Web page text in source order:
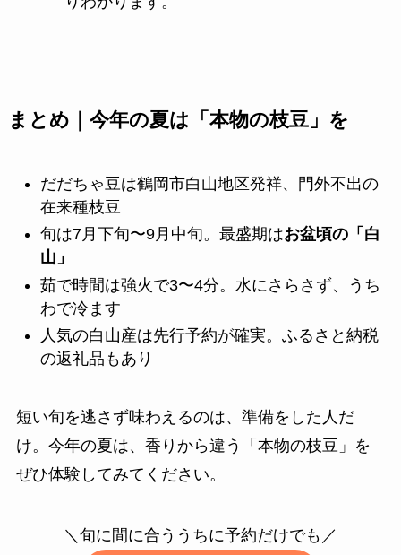
まとめ｜今年の夏は「本物の枝豆」を
だだちゃ豆は鶴岡市白山地区発祥、門外不出の
在来種枝豆
旬は7月下旬〜9月中旬。最盛期はお盆頃の「白
山」
茹で時間は強火で3〜4分。水にさらさず、うち
わで冷ます
人気の白山産は先行予約が確実。ふるさと納税
の返礼品もあり
短い旬を逃さず味わえるのは、準備をした人だ
け。今年の夏は、香りから違う「本物の枝豆」を
ぜひ体験してみてください。
＼旬に間に合ううちに予約だけでも／